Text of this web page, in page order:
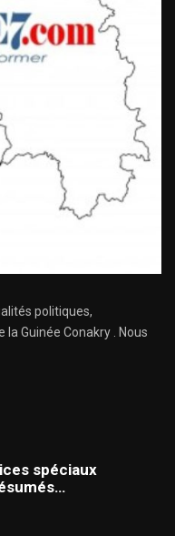
politiques,
Guinée Conakry . Nous
spéciaux